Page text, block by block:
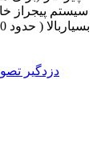
سیستم پیجراز